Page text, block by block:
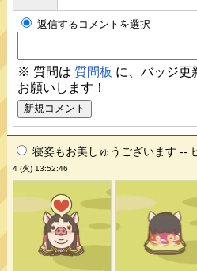
返信するコメントを選択
※ 質問は 質問板 に、バッジ更
お願いします！
寝姿もお美しゅうございます --
4 (火) 13:52:46